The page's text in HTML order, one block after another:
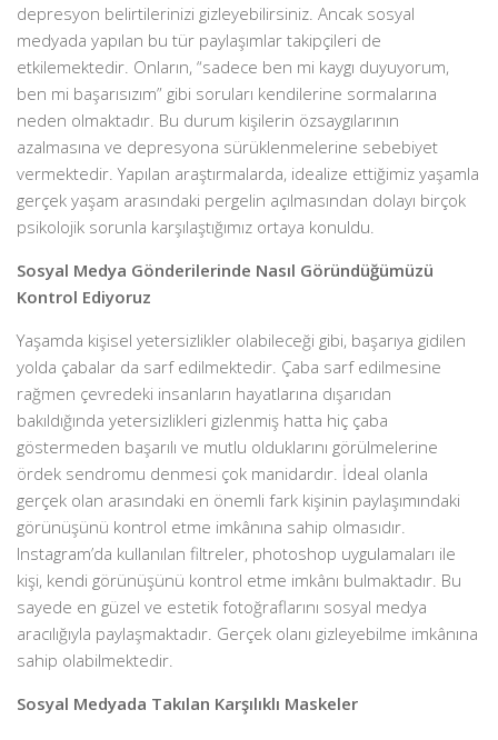
depresyon belirtilerinizi gizleyebilirsiniz. Ancak sosyal
medyada yapılan bu tür paylaşımlar takipçileri de
etkilemektedir. Onların, “sadece ben mi kaygı duyuyorum,
ben mi başarısızım” gibi soruları kendilerine sormalarına
neden olmaktadır. Bu durum kişilerin özsaygılarının
azalmasına ve depresyona sürüklenmelerine sebebiyet
vermektedir. Yapılan araştırmalarda, idealize ettiğimiz yaşamla
gerçek yaşam arasındaki pergelin açılmasından dolayı birçok
psikolojik sorunla karşılaştığımız ortaya konuldu.
Sosyal Medya Gönderilerinde Nasıl Göründüğümüzü
Kontrol Ediyoruz
Yaşamda kişisel yetersizlikler olabileceği gibi, başarıya gidilen
yolda çabalar da sarf edilmektedir. Çaba sarf edilmesine
rağmen çevredeki insanların hayatlarına dışarıdan
bakıldığında yetersizlikleri gizlenmiş hatta hiç çaba
göstermeden başarılı ve mutlu olduklarını görülmelerine
ördek sendromu denmesi çok manidardır. İdeal olanla
gerçek olan arasındaki en önemli fark kişinin paylaşımındaki
görünüşünü kontrol etme imkânına sahip olmasıdır.
Instagram’da kullanılan filtreler, photoshop uygulamaları ile
kişi, kendi görünüşünü kontrol etme imkânı bulmaktadır. Bu
sayede en güzel ve estetik fotoğraflarını sosyal medya
aracılığıyla paylaşmaktadır. Gerçek olanı gizleyebilme imkânına
sahip olabilmektedir.
Sosyal Medyada Takılan Karşılıklı Maskeler